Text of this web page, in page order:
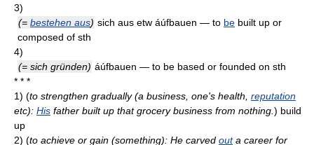
3)
(= bestehen aus) sich aus etw áúfbauen — to be built up or
composed of sth
4)
(= sich gründen) áúfbauen — to be based or founded on sth
* * *
1) (to strengthen gradually (a business, one's health, reputation
etc): His father built up that grocery business from nothing.) build
up
2) (to achieve or gain (something): He carved outa career for